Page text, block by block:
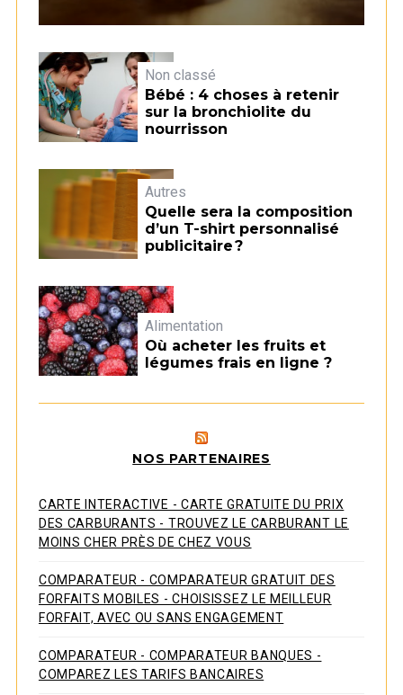
Non classé
Bébé : 4 choses à retenir
sur la bronchiolite du
nourrisson
Autres
Quelle sera la composition
d’un T-shirt personnalisé
publicitaire ?
Alimentation
Où acheter les fruits et
légumes frais en ligne ?
NOS PARTENAIRES
CARTE INTERACTIVE - CARTE GRATUITE DU PRIX
DES CARBURANTS - TROUVEZ LE CARBURANT LE
MOINS CHER PRÈS DE CHEZ VOUS
COMPARATEUR - COMPARATEUR GRATUIT DES
FORFAITS MOBILES - CHOISISSEZ LE MEILLEUR
FORFAIT, AVEC OU SANS ENGAGEMENT
COMPARATEUR - COMPARATEUR BANQUES -
COMPAREZ LES TARIFS BANCAIRES